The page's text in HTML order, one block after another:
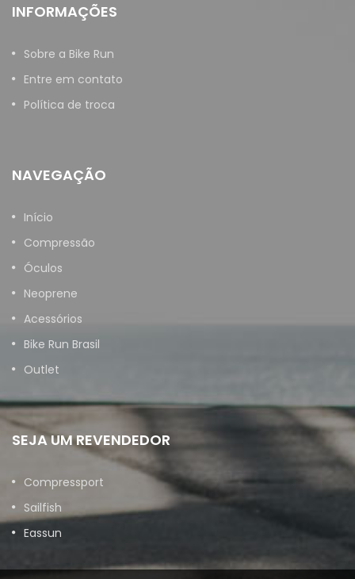
INFORMAÇÕES
Sobre a Bike Run
Entre em contato
Política de troca
NAVEGAÇÃO
Início
Compressão
Óculos
Neoprene
Acessórios
Bike Run Brasil
Outlet
SEJA UM REVENDEDOR
Compressport
Sailfish
Eassun